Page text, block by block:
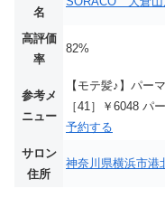
名
高評価
率
82%
参考メ
ニュー
【モテ髪♪】パー
［41］￥6048 パ
予約する
サロン
住所
神奈川県横浜市